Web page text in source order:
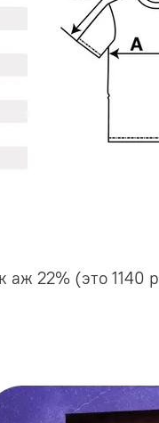
аж 22% (это 1140